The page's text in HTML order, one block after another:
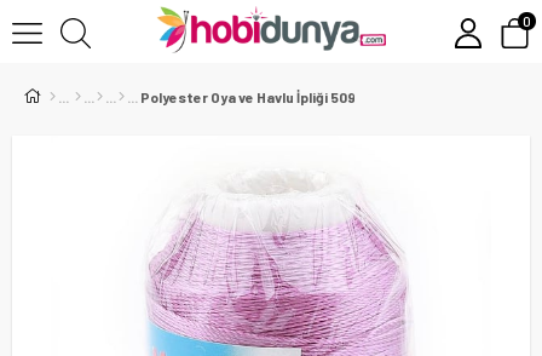
0
Polyester Oya ve Havlu İpliği 509